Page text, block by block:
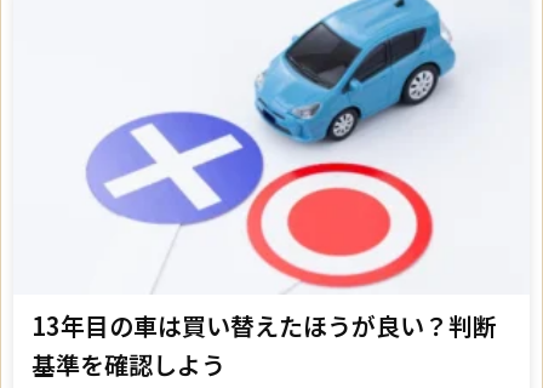
13年目の車は買い替えたほうが良い？判断
基準を確認しよう